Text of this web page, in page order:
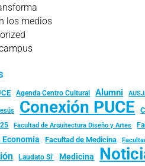
los medios
Agenda Centro Cultural Alumni
Conexión PUCE
Facultad de Arquitectura Diseño y Artes
Economía Facultad de Medicina
Laudato Si’ Medicina